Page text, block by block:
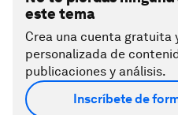
este tema
Crea una cuenta gratuita
personalizada de
publicaciones y análisis.
Inscríbete de